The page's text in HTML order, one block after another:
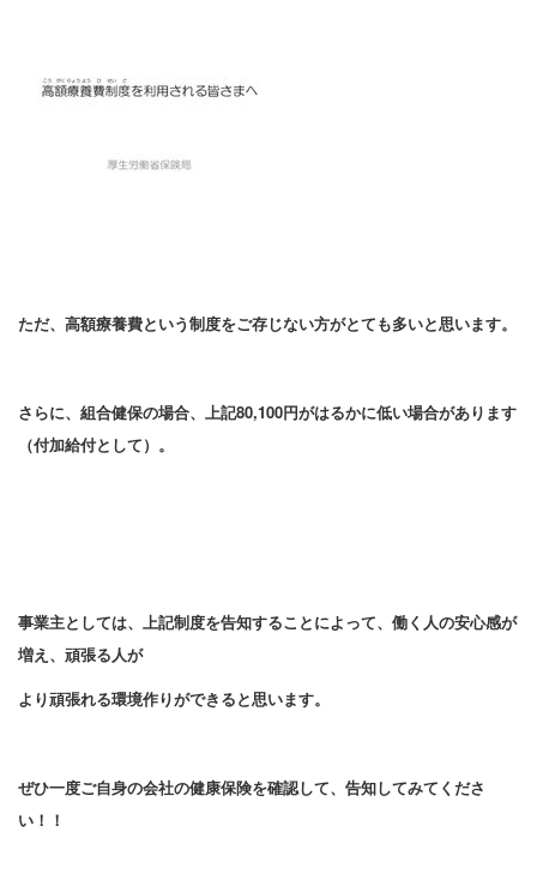
ただ、高額療養費という制度をご存じない方がとても多いと思います。
さらに、組合健保の場合、上記80,100円がはるかに低い場合があります
（付加給付として）。
事業主としては、上記制度を告知することによって、働く人の安心感が
増え、頑張る人が
より頑張れる環境作りができると思います。
ぜひ一度ご自身の会社の健康保険を確認して、告知してみてくださ
い！！